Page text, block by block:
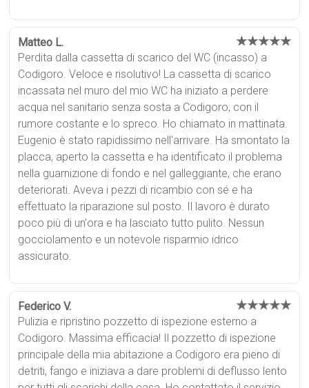
Matteo L. ★★★★★
Perdita dalla cassetta di scarico del WC (incasso) a
Codigoro. Veloce e risolutivo! La cassetta di scarico
incassata nel muro del mio WC ha iniziato a perdere
acqua nel sanitario senza sosta a Codigoro, con il
rumore costante e lo spreco. Ho chiamato in mattinata.
Eugenio è stato rapidissimo nell'arrivare. Ha smontato la
placca, aperto la cassetta e ha identificato il problema
nella guarnizione di fondo e nel galleggiante, che erano
deteriorati. Aveva i pezzi di ricambio con sé e ha
effettuato la riparazione sul posto. Il lavoro è durato
poco più di un'ora e ha lasciato tutto pulito. Nessun
gocciolamento e un notevole risparmio idrico
assicurato.
Federico V. ★★★★★
Pulizia e ripristino pozzetto di ispezione esterno a
Codigoro. Massima efficacia! Il pozzetto di ispezione
principale della mia abitazione a Codigoro era pieno di
detriti, fango e iniziava a dare problemi di deflusso lento